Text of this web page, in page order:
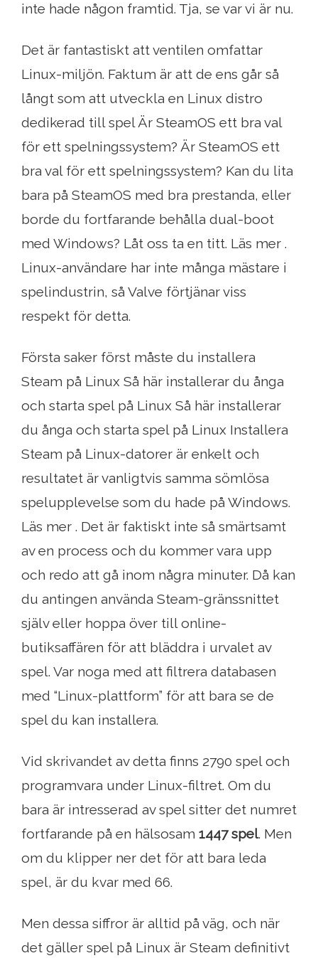
inte hade någon framtid. Tja, se var vi är nu.
Det är fantastiskt att ventilen omfattar
Linux-miljön. Faktum är att de ens går så
långt som att utveckla en Linux distro
dedikerad till spel Är SteamOS ett bra val
för ett spelningssystem? Är SteamOS ett
bra val för ett spelningssystem? Kan du lita
bara på SteamOS med bra prestanda, eller
borde du fortfarande behålla dual-boot
med Windows? Låt oss ta en titt. Läs mer .
Linux-användare har inte många mästare i
spelindustrin, så Valve förtjänar viss
respekt för detta.
Första saker först måste du installera
Steam på Linux Så här installerar du ånga
och starta spel på Linux Så här installerar
du ånga och starta spel på Linux Installera
Steam på Linux-datorer är enkelt och
resultatet är vanligtvis samma sömlösa
spelupplevelse som du hade på Windows.
Läs mer . Det är faktiskt inte så smärtsamt
av en process och du kommer vara upp
och redo att gå inom några minuter. Då kan
du antingen använda Steam-gränssnittet
själv eller hoppa över till online-
butiksaffären för att bläddra i urvalet av
spel. Var noga med att filtrera databasen
med “Linux-plattform” för att bara se de
spel du kan installera.
Vid skrivandet av detta finns 2790 spel och
programvara under Linux-filtret. Om du
bara är intresserad av spel sitter det numret
fortfarande på en hälsosam 1447 spel. Men
om du klipper ner det för att bara leda
spel, är du kvar med 66.
Men dessa siffror är alltid på väg, och när
det gäller spel på Linux är Steam definitivt